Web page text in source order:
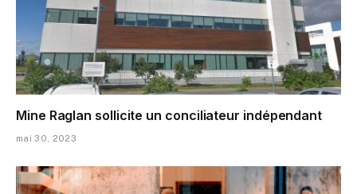
Mine Raglan sollicite un conciliateur indépendant
mai 30, 2023